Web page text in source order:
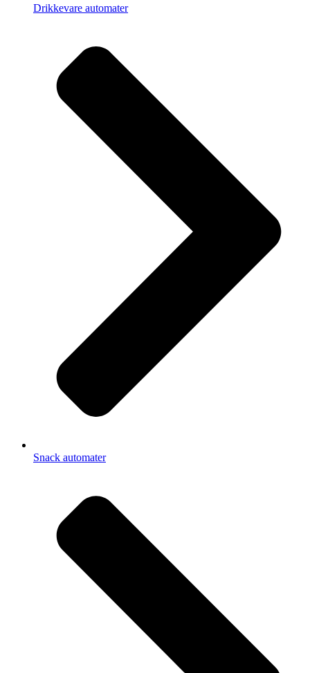
Drikkevare automater
Snack automater